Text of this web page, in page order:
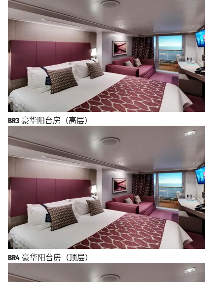
BR3 豪华阳台房（高层）
BR4 豪华阳台房（顶层）